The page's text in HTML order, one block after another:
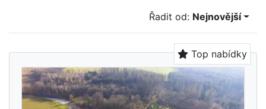
Řadit od: Nejnovější
Top nabídky